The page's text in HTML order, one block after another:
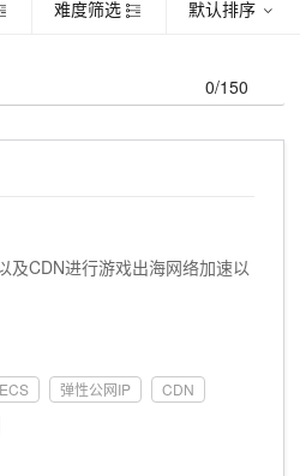
难度筛选 默认排序
0/150
及CDN进行游戏出海网络加速以
弹性公网IP
CDN